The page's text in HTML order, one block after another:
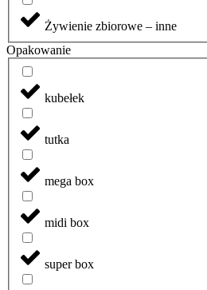
Żywienie zbiorowe – inne
Opakowanie
kubełek
tutka
mega box
midi box
super box